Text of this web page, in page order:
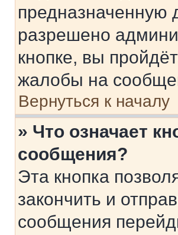
предназначенную
разрешено
кнопке, вы
жалобы на
Вернуться к началу
» Что означает
сообщения?
Эта кнопка
закончить и
сообщения